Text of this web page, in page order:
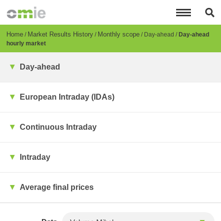
content
Breadcrumb
Home Market Results History Monthly scope Day-ahead Day-ahead
hourly market
Day-ahead
European Intraday (IDAs)
Continuous Intraday
Intraday
Average final prices